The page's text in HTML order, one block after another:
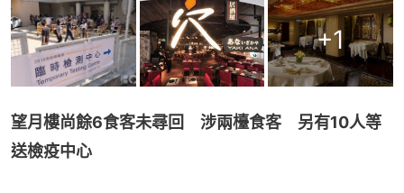
+1
望月樓尚餘6食客未尋回　涉兩檯食客　另有10人等
送檢疫中心